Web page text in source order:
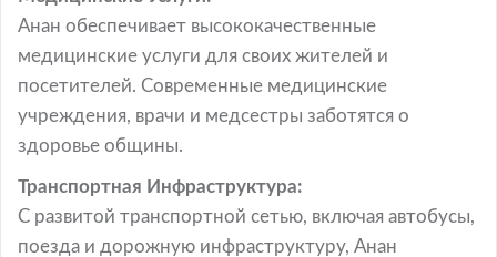
Анан обеспечивает высококачественные
медицинские услуги для своих жителей и
посетителей. Современные медицинские
учреждения, врачи и медсестры заботятся о
здоровье общины.
Транспортная Инфраструктура:
С развитой транспортной сетью, включая автобусы,
поезда и дорожную инфраструктуру, Анан